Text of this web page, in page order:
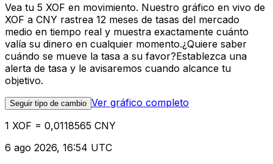
Vea tu 5 XOF en movimiento. Nuestro gráfico en vivo de
XOF a CNY rastrea 12 meses de tasas del mercado
medio en tiempo real y muestra exactamente cuánto
valía su dinero en cualquier momento.¿Quiere saber
cuándo se mueve la tasa a su favor?Establezca una
alerta de tasa y le avisaremos cuando alcance tu
objetivo.
Seguir tipo de cambio Ver gráfico completo
1 XOF = 0,0118565 CNY
6 ago 2026, 16:54 UTC